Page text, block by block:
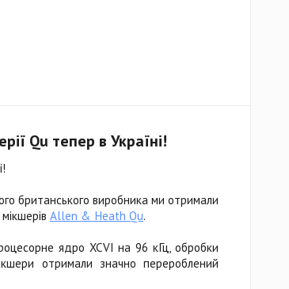
Qu тепер в Україні!
британського виробника ми отримали
Allen & Heath Qu.
ядро XCVI на 96 кГц, обробки
отримали значно перероблений